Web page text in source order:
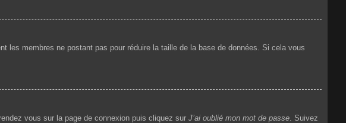
les membres ne postant pas pour réduire la taille de la base de données. Si cela vous
vous sur la page de connexion puis cliquez sur J’ai oublié mon mot de passe . Suivez